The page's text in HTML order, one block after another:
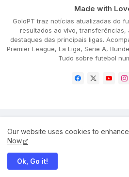
Made with
GoloPT traz notícias atualizadas do
resultados ao vivo, transferências,
destaques das principais ligas.
Premier League, La Liga, Serie A,
Tudo sobre futebol
Terms and Conditions
Our website uses cookies to
Now
Ok, Go it!